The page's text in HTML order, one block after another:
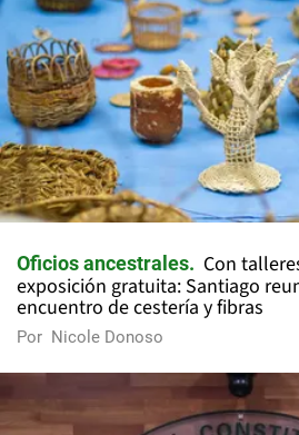
Oficios ancestrales
Con
exposición gratuita: Santiago
encuentro de cestería y fibras
Por Nicole Donoso